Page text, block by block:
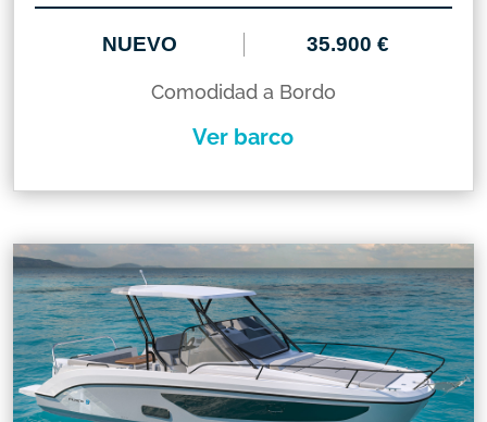
NUEVO 35.900 €
Comodidad a Bordo
Ver barco